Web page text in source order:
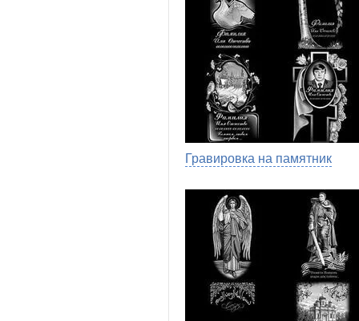
Гравировка на памятник